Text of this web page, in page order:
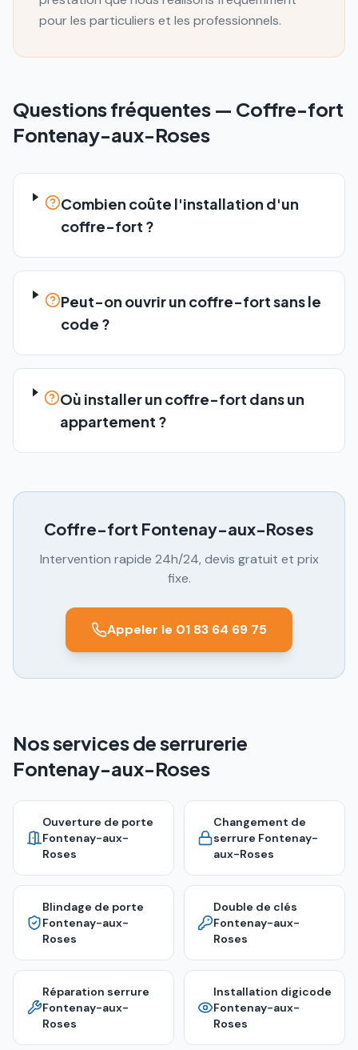
pour les particuliers et les professionnels.
Questions fréquentes — Coffre-fort
Fontenay-aux-Roses
Combien coûte l'installation d'un
coffre-fort ?
Peut-on ouvrir un coffre-fort sans le
code ?
Où installer un coffre-fort dans un
appartement ?
Coffre-fort Fontenay-aux-Roses
Intervention rapide 24h/24, devis gratuit et prix
fixe.
Appeler le 01 83 64 69 75
Nos services de serrurerie
Fontenay-aux-Roses
Ouverture de porte
Fontenay-aux-
Roses
Changement de
serrure Fontenay-
aux-Roses
Blindage de porte
Fontenay-aux-
Roses
Double de clés
Fontenay-aux-
Roses
Réparation serrure
Fontenay-aux-
Roses
Installation digicode
Fontenay-aux-
Roses